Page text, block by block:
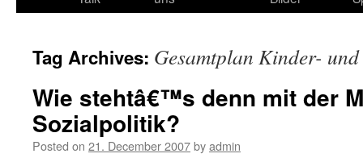
Tag Archives: Gesamtplan Kinder-
Wie stehtâ€™s denn mit der
Sozialpolitik?
Posted on 21. December 2007byadmin